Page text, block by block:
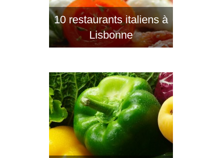
10 restaurants italiens à
Lisbonne